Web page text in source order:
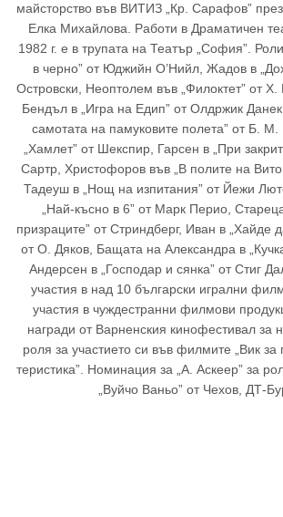
майсторство във ВИТИЗ „Кр. Сарафов”
Елка Михайлова. Работи в Дра­ма­тичен
1982 г. е в трупата на Театър „София”.
в черно” от Юджийн О’Нийл, Жадов в
Островски, Неоптолем във „Фило­ктет” от
Бендъл в „Игра на Едип” от Олдржик
самотата на памуковите полета” от Б. М.
„Хамлет” от Шекспир, Гарсен в „При
Сартр, Христофоров във „В полите на
Тадеуш в „Нощ на изпитания” от Йежи
„Най-късно в 6” от Марк Перио,
призраците” от Стриндберг, Иван в „Хайде
от О. Дяков, Бащата на Александра в
Андерсен в „Господар и сянка” от Стиг
участия в над 10 български иг­рал­ни
участия в чуж­дес­транни филмови
награди от Варненския кинофестивал за
роля за участието си във филмите „Вик
теристика”. Номинация за „А. Аскеер” за
„Вуйчо Ваньо” от Чехов, ДТ-